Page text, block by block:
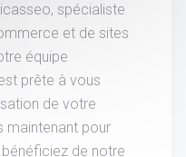
spécialiste
et de sites
équipe
prête à vous
de votre
maintenant pour
de notre